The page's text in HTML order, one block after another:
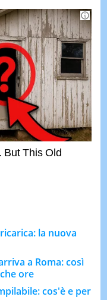
la nuova
a Roma: così
ore
cos'è e per